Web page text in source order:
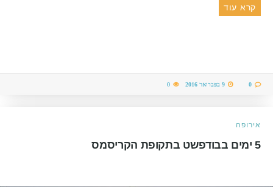
קרא עוד
אירופה
5 ימים בבודפשט בתקופת הקריסמס